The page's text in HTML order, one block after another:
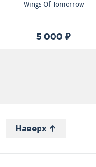
Wings Of Tomorrow
5 000 ₽
Наверх